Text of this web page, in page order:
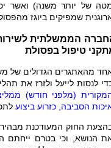
של יותר משנה) ואשר
שמפיקים ביוגז
הממשלתית
טיפול בפסולת
מהאתגרים הגדולים של
לנסות לייעל ולזרז את
(מלפני חודש)
הסביבה, כזרוע ביצוע
החוק המעודכנת
הנושא, וכי בטרם ייחתם